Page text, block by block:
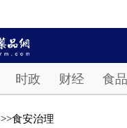
时政 财经 食品
>>食安治理